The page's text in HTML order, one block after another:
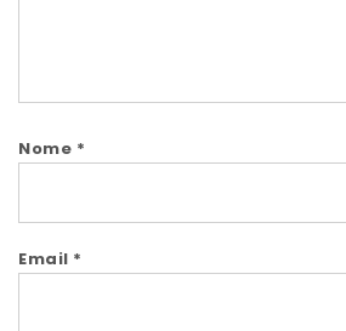
Nome *
Email *